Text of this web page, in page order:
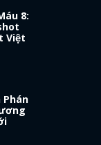
8:
Việt
Phán